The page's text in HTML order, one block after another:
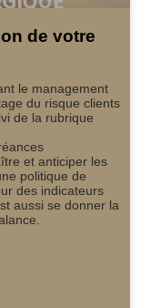
de votre
le management
du risque clients
de la rubrique
et anticiper les
politique de
des indicateurs
aussi se donner la